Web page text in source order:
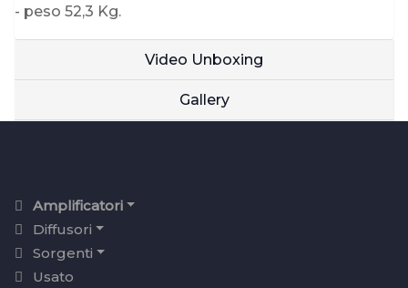
- peso 52,3 Kg.
Video Unboxing
Gallery
Amplificatori
Diffusori
Sorgenti
Usato